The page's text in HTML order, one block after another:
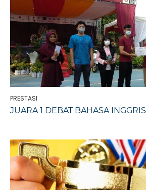
PRESTASI
JUARA 1 DEBAT BAHASA INGGRIS